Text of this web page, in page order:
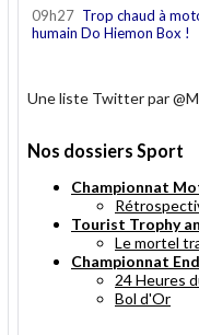
09h27 Trop chaud à
humain Do Hiemon Box !
Une liste Twitter par
Nos dossiers Sport
Championnat
Tourist Trophy
Le mortel
Championnat
24 Heures
Bol d'Or